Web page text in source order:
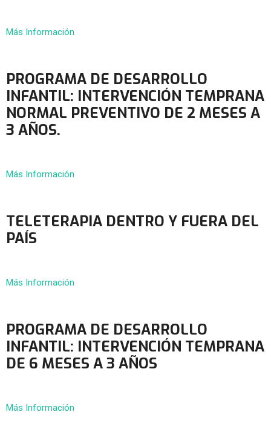
Más Información
PROGRAMA DE DESARROLLO
INFANTIL: INTERVENCIÓN TEMPRANA
NORMAL PREVENTIVO DE 2 MESES A
3 AÑOS.
Más Información
TELETERAPIA DENTRO Y FUERA DEL
PAÍS
Más Información
PROGRAMA DE DESARROLLO
INFANTIL: INTERVENCIÓN TEMPRANA
DE 6 MESES A 3 AÑOS
Más Información